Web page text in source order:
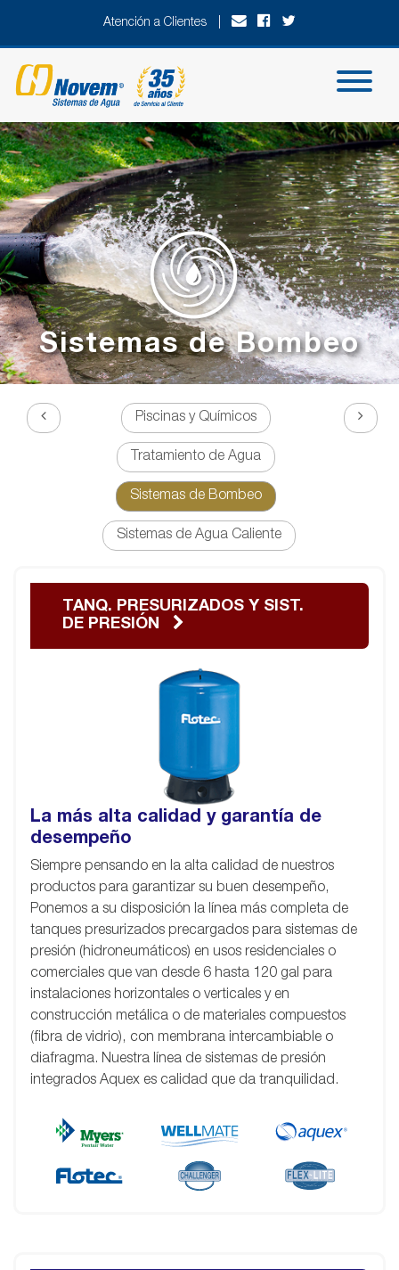
Atención a Clientes |
Sistemas de Bombeo
Piscinas y Químicos
Tratamiento de Agua
Sistemas de Bombeo
Sistemas de Agua Caliente
TANQ. PRESURIZADOS Y SIST.
DE PRESIÓN
La más alta calidad y garantía de
desempeño
Siempre pensando en la alta calidad de nuestros
productos para garantizar su buen desempeño,
Ponemos a su disposición la línea más completa de
tanques presurizados precargados para sistemas de
presión (hidroneumáticos) en usos residenciales o
comerciales que van desde 6 hasta 120 gal para
instalaciones horizontales o verticales y en
construcción metálica o de materiales compuestos
(fibra de vidrio), con membrana intercambiable o
diafragma. Nuestra línea de sistemas de presión
integrados Aquex es calidad que da tranquilidad.